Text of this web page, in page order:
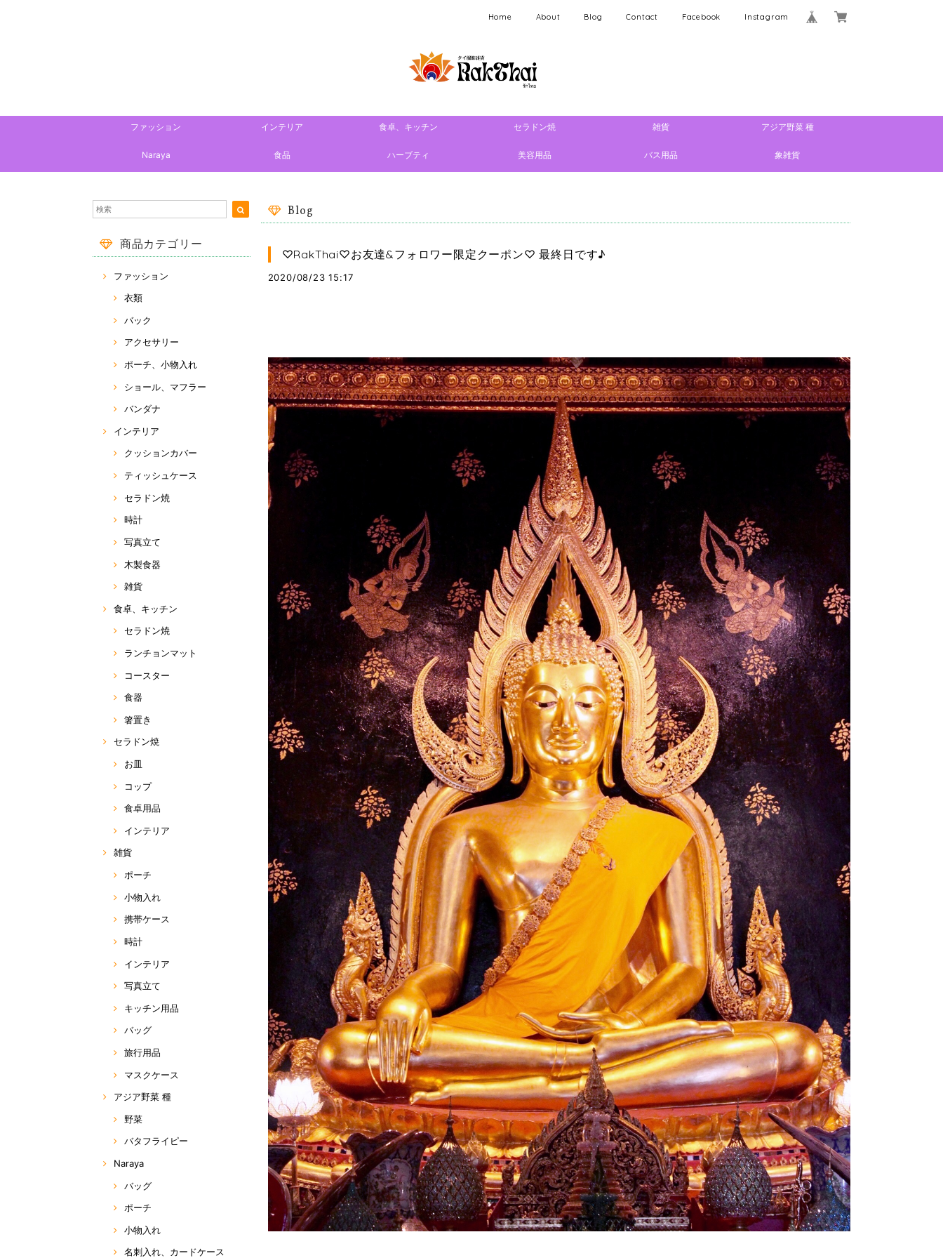
Home About Blog Contact Facebook Instagram
ファッション インテリア 食卓、キッチン セラドン焼 雑貨 アジア野菜 種
Naraya 食品 ハーブティ 美容用品 バス用品 象雑貨
商品カテゴリー
ファッション
衣類
バック
アクセサリー
ポーチ、小物入れ
ショール、マフラー
バンダナ
インテリア
クッションカバー
ティッシュケース
セラドン焼
時計
写真立て
木製食器
雑貨
食卓、キッチン
セラドン焼
ランチョンマット
コースター
食器
箸置き
セラドン焼
お皿
コップ
食卓用品
インテリア
雑貨
ポーチ
小物入れ
携帯ケース
時計
インテリア
写真立て
キッチン用品
バッグ
旅行用品
マスクケース
アジア野菜 種
野菜
バタフライピー
Naraya
バッグ
ポーチ
小物入れ
名刺入れ、カードケース
Blog
♡RakThai♡お友達&フォロワー限定クーポン♡ 最終日です♪
2020/08/23 15:17